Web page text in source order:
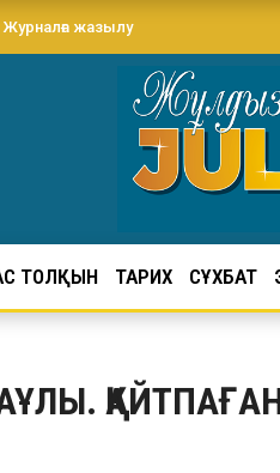
Журналға жазылу
ТОЛҚЫН ТАРИХ СҰХБАТ